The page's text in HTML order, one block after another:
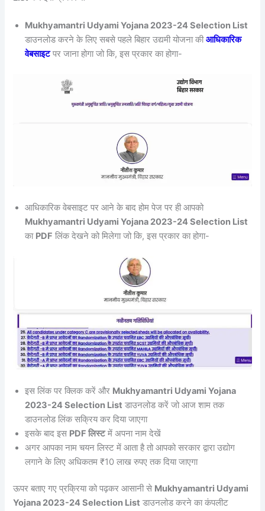
Mukhyamantri Udyami Yojana 2023-24 Selection List
डाउनलोड करने के लिए सबसे पहले बिहार उद्यमी योजना कीआधिकारिक
वेबसाइटपर जाना होगा जो कि, इस प्रकार का होगा-
आधिकारिक वेबसाइट पर आने के बाद होम पेज पर ही आपको
Mukhyamantri Udyami Yojana 2023-24 Selection List
का PDF लिंक देखने को मिलेगा जो कि, इस प्रकार का होगा-
इस लिंक पर क्लिक करें और Mukhyamantri Udyami Yojana
2023-24 Selection List डाउनलोड करें जो आज शाम तक
डाउनलोड लिंक सक्रिय कर दिया जाएगा
इसके बाद इस PDF लिस्टमें अपना नाम देखें
अगर आपका नाम चयन लिस्ट में आता है तो आपको सरकार द्वारा उद्योग
लगाने के लिए अधिकतम ₹10 लाख रुपए तक दिया जाएगा
ऊपर बताए गए प्रक्रिया को पढ़कर आसानी से Mukhyamantri Udyami
Yojana 2023-24 Selection List डाउनलोड करने का कंपलीट